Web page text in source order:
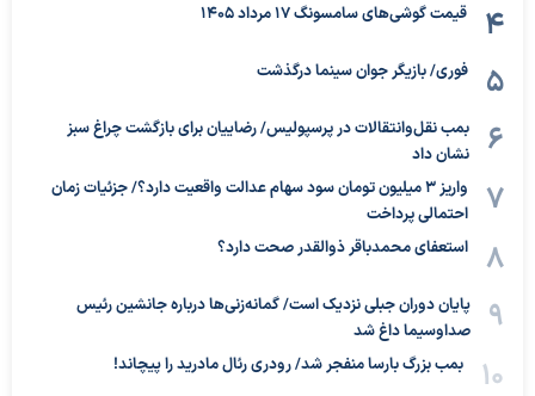
قیمت گوشی‌های سامسونگ 17 مرداد 1405
فوری/ بازیگر جوان سینما درگذشت
بمب نقل‌وانتقالات در پرسپولیس/ رضاییان برای بازگشت چراغ سبز
نشان داد
واریز ۳ میلیون تومان سود سهام عدالت واقعیت دارد؟/ جزئیات زمان
احتمالی پرداخت
استعفای محمدباقر ذوالقدر صحت دارد؟
پایان دوران جبلی نزدیک است/ گمانه‌زنی‌ها درباره جانشین رئیس
صداوسیما داغ شد
بمب بزرگ بارسا منفجر شد/ رودری رئال مادرید را پیچاند!